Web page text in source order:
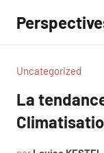
contenu
Uncategorized
La